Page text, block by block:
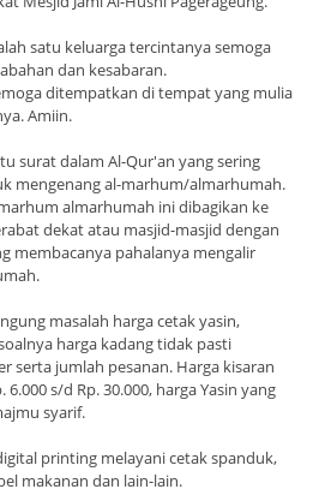
satu keluarga tercintanya semoga
dan kesabaran.
ditempatkan di tempat yang mulia
Amiin.
surat dalam Al-Qur'an yang sering
mengenang al-marhum/almarhumah.
almarhumah ini dibagikan ke
dekat atau masjid-masjid dengan
membacanya pahalanya mengalir
masalah harga cetak yasin,
harga kadang tidak pasti
serta jumlah pesanan. Harga kisaran
s/d Rp. 30.000, harga Yasin yang
syarif.
printing melayani cetak spanduk,
makanan dan lain-lain.